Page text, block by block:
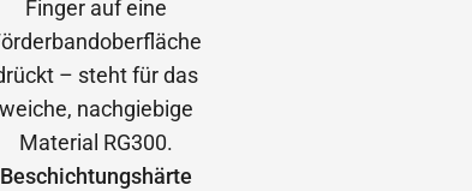
Beschichtungshärte